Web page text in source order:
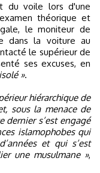
théorique et
le moniteur de
dans la voiture au
le supérieur de
ses excuses, en
».
hiérarchique de
sous la menace de
s’est engagé
islamophobes qui
et qui s’est
une musulmane »,